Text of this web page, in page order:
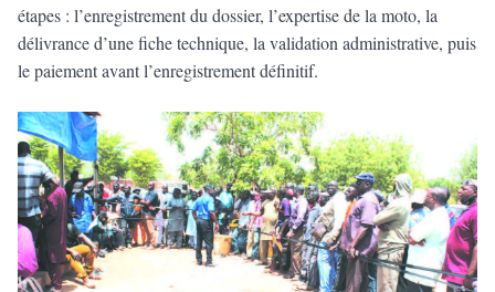
étapes : l’enregistrement du dossier, l’expertise de la moto, la
délivrance d’une fiche technique, la validation administrative, puis
le paiement avant l’enregistrement définitif.